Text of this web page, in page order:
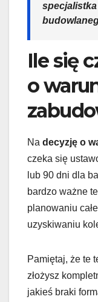
Ile się
o
Na decyzję o
czeka się
lub 90 dni dla
bardzo ważne
planowaniu
uzyskiwaniu
Pamiętaj, że te
złożysz
jakieś braki